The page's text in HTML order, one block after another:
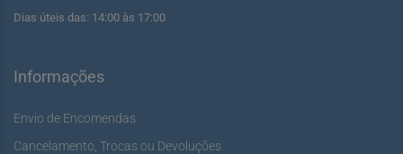
Dias úteis das: 14:00 às 17:00
Informações
Envio de Encomendas
Cancelamento, Trocas ou Devoluções